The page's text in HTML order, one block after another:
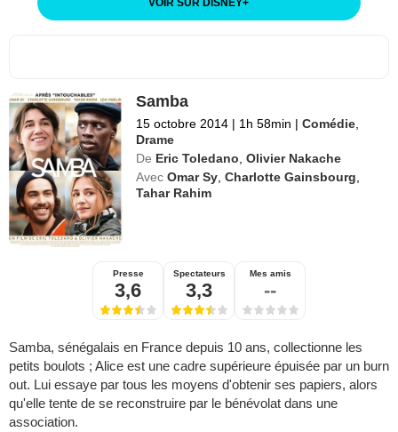
VOIR SUR DISNEY+
Samba
15 octobre 2014 | 1h 58min | Comédie
Drame
De Eric Toledano ,Olivier Nakache
Avec Omar Sy ,Charlotte Gainsbourg
Tahar Rahim
Presse
3,6
Spectateurs
3,3
Mes amis
--
Samba, sénégalais en France depuis 10 ans, collectionne les
petits boulots ; Alice est une cadre supérieure épuisée par un burn
out. Lui essaye par tous les moyens d'obtenir ses papiers, alors
qu'elle tente de se reconstruire par le bénévolat dans une
association.